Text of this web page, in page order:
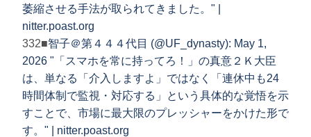
萎縮させる手法が取られてきました。" |
nitter.poast.org
332■智子＠第４４４代目 (@UF_dynasty): May 1,
2026 "「スマホを常に持ってろ！」の真意２Ｋ大臣
は、単なる「介入しますよ」ではなく「連休中も24
時間体制で監視・対応する」という具体的な覚悟を示
すことで、市場に最大限のプレッシャーをかけた形で
す。" | nitter.poast.org